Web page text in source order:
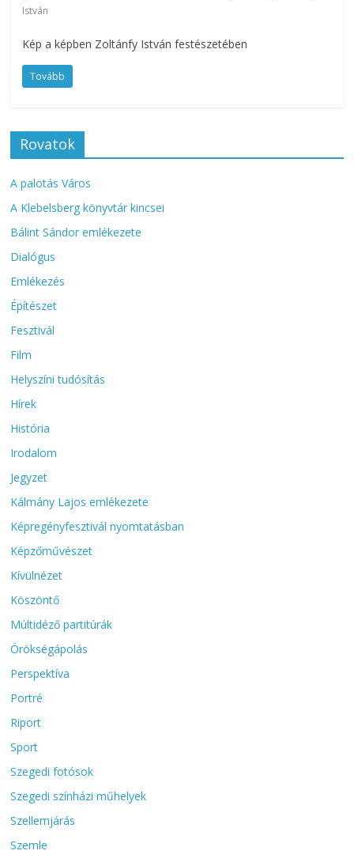
István
Kép a képben Zoltánfy István festészetében
Tovább
Rovatok
A palotás Város
A Klebelsberg könyvtár kincsei
Bálint Sándor emlékezete
Dialógus
Emlékezés
Építészet
Fesztivál
Film
Helyszíni tudósítás
Hírek
História
Irodalom
Jegyzet
Kálmány Lajos emlékezete
Képregényfesztivál nyomtatásban
Képzőművészet
Kívülnézet
Köszöntő
Múltidéző partitúrák
Örökségápolás
Perspektíva
Portré
Riport
Sport
Szegedi fotósok
Szegedi színházi műhelyek
Szellemjárás
Szemle